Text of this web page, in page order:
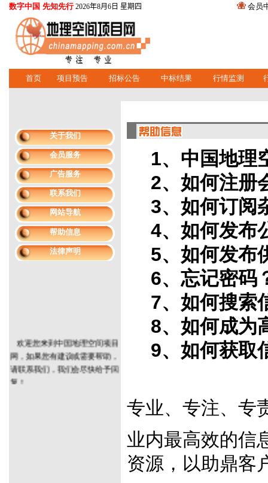
数字中国 先知先行 2026年8月6日 星期四 会员
首页 项目预告 招标公告 中标结果 行情监测
关于我们
会员服务
广告服务
联系我们
网站导航
帮助信息
法律声明
欢迎您来到中国地理空间项目
网，如果您有建议或需要帮助，
请联系我们，我们会尽快给予回
复！
1、中国地理
2、如何注册
3、如何订阅
4、如何发布
5、如何发布
6、忘记密码
7、如何搜索
8、如何成为
9、如何获取
专业、专注、专
业内最高效的信
资源，以助鼎客